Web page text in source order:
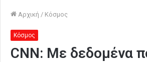
Αρχική / Κόσμος
Κόσμος
CNN: Με δεδομένα